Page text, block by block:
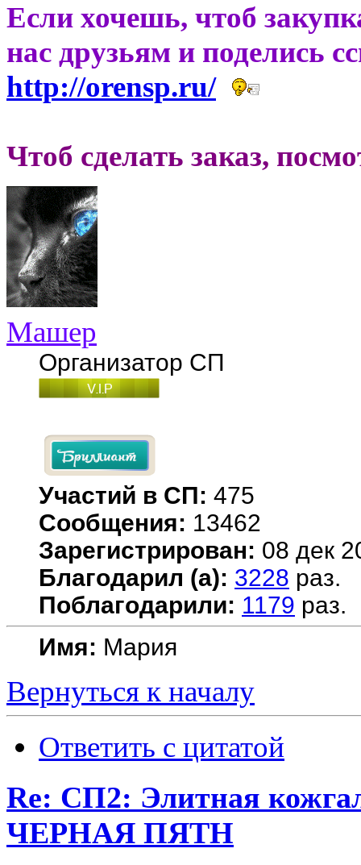
Если хочешь, чтоб
нас друзьям и поделись
http://orensp.ru/
Чтоб сделать заказ,
Машер
Организатор СП
Участий в СП: 475
Сообщения: 13462
Зарегистрирован: 08 дек
Благодарил (а): 3228 раз.
Поблагодарили: 1179 раз.
Имя: Мария
Вернуться к началу
Ответить с цитатой
Re: СП2: Элитная
ЧЕРНAЯ ПЯТH